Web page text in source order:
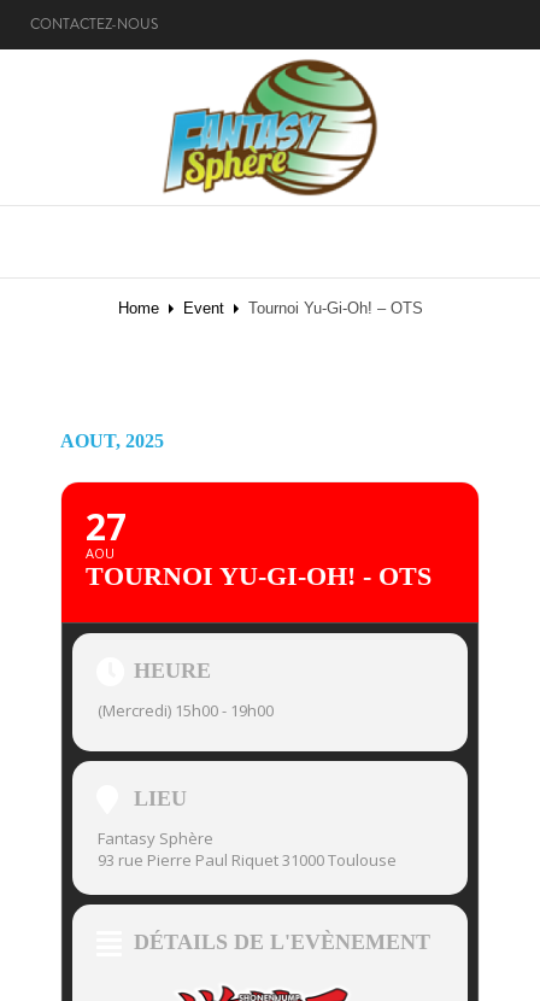
CONTACTEZ-NOUS
Home Event Tournoi Yu-Gi-Oh! – OTS
AOUT, 2025
27
AOU
TOURNOI YU-GI-OH! - OTS
HEURE
(Mercredi) 15h00 - 19h00
LIEU
Fantasy Sphère
93 rue Pierre Paul Riquet 31000 Toulouse
DÉTAILS DE L'EVÈNEMENT